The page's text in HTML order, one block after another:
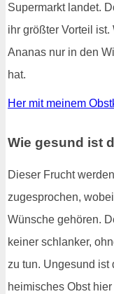
Supermarkt landet.
ihr größter Vorteil
Ananas nur in den
hat.
Her mit meinem
Wie gesund ist
Dieser Frucht
zugesprochen,
Wünsche gehören.
keiner schlanker,
zu tun. Ungesund
heimisches Obst